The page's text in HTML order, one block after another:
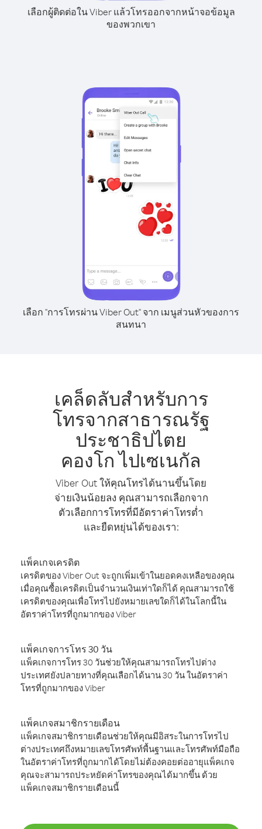
เลือกผู้ติดต่อใน Viber แล้วโทรออกจากหน้าจอข้อมูล
ของพวกเขา
เลือก "การโทรผ่าน Viber Out" จาก เมนูส่วนหัวของการ
สนทนา
เคล็ดลับสำหรับการ
โทรจากสาธารณรัฐ
ประชาธิปไตย
คองโก ไปเซเนกัล
Viber Out ให้คุณโทรได้นานขึ้นโดย
จ่ายเงินน้อยลง คุณสามารถเลือกจาก
ตัวเลือกการโทรที่มีอัตราค่าโทรต่ำ
และยืดหยุ่นได้ของเรา:
แพ็คเกจเครดิต
เครดิตของ Viber Out จะถูกเพิ่มเข้าในยอดคงเหลือของคุณ
เมื่อคุณซื้อเครดิตเป็นจำนวนเงินเท่าใดก็ได้ คุณสามารถใช้
เครดิตของคุณเพื่อโทรไปยังหมายเลขใดก็ได้ในโลกนี้ใน
อัตราค่าโทรที่ถูกมากของ Viber
แพ็คเกจการโทร 30 วัน
แพ็คเกจการโทร 30 วันช่วยให้คุณสามารถโทรไปต่าง
ประเทศยังปลายทางที่คุณเลือกได้นาน 30 วัน ในอัตราค่า
โทรที่ถูกมากของ Viber
แพ็คเกจสมาชิกรายเดือน
แพ็คเกจสมาชิกรายเดือนช่วยให้คุณมีอิสระในการโทรไป
ต่างประเทศถึงหมายเลขโทรศัพท์พื้นฐานและโทรศัพท์มือถือ
ในอัตราค่าโทรที่ถูกมากได้โดยไม่ต้องคอยต่ออายุแพ็คเกจ
คุณจะสามารถประหยัดค่าโทรของคุณได้มากขึ้น ด้วย
แพ็คเกจสมาชิกรายเดือนนี้